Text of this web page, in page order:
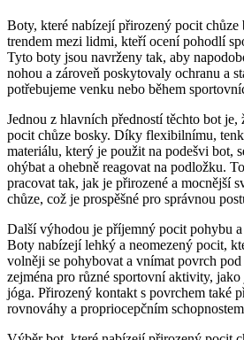
Boty, které nabízejí přirozený⁤ pocit chůze‍
trendem ​mezi lidmi, kteří ocení pohodlí
Tyto boty⁤ jsou⁤ navrženy tak, aby​
nohou a⁢ zároveň poskytovaly⁢ ochranu a
potřebujeme venku nebo během⁣
Jednou‍ z hlavních předností těchto bot
‍pocit chůze bosky. Díky⁢ flexibilnímu,
materiálu, který​ je použit na podešvi bot,
ohýbat⁢ a ohebně reagovat na podložku.​
‌pracovat tak, jak je⁣ přirozené a mocnější
chůze, což je ‌prospěšné⁣ pro správnou⁤
Další výhodou⁤ je⁣ příjemný⁣ pocit pohybu
Boty nabízejí lehký a neomezený ‍pocit,
volněji se pohybovat⁢ a ​vnímat povrch
zejména pro různé sportovní aktivity,
jóga. Přirozený kontakt ⁤s povrchem také
rovnováhy a propriocepčním